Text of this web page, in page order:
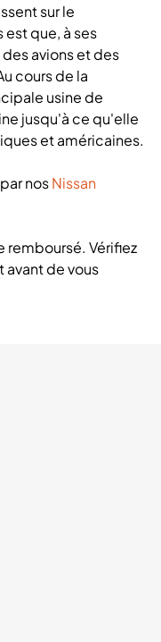
sur le
que, à ses
avions et des
cours de la
usine de
jusqu'à ce qu'elle
et américaines.
nosNissan
remboursé. Vérifiez
de vous